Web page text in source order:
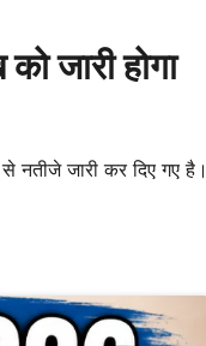
जारी होगा
जारी कर दिए गए है।